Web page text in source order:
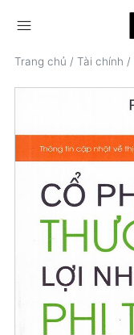
menu
Trang chủ / Tài chính /